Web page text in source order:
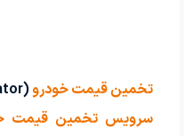
تخمین قیمت خودرو(Car Value Estimator)
سرویس تخمین قیمت